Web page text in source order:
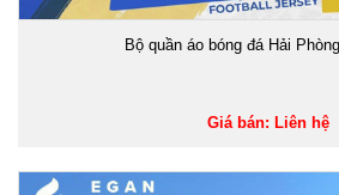
Bộ quần áo bóng đá Hải
Giá bán: Liên hệ